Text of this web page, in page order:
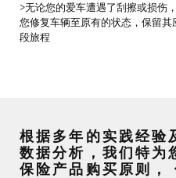
>无论您的爱车遭遇了刮擦或损伤
您修复车辆至原有的状态，保留
段旅程
根据多年的实践经验
数据分析，我们特为
保险产品购买原则，